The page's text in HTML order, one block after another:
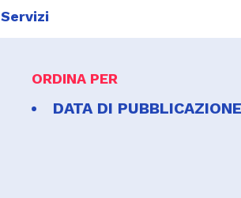
Servizi
ORDINA PER
DATA DI PUBBLICAZIONE